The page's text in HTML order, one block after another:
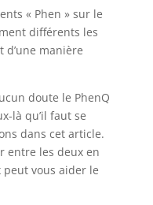
« Phen » sur le
différents les
d’une manière
doute le PhenQ
là qu’il faut se
dans cet article.
entre les deux en
vous aider le